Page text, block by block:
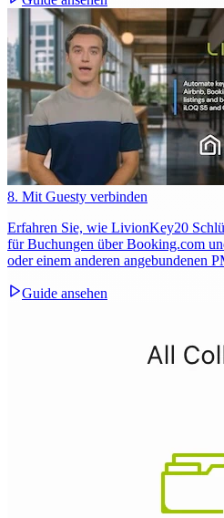
8. Mit Guesty verbinden
Erfahren Sie, wie LivionKey20
für Buchungen über Booking.com
oder einem anderen angebundenen
Guide ansehen